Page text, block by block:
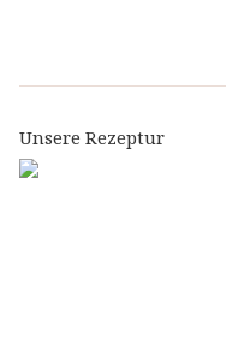
Unsere Rezeptur